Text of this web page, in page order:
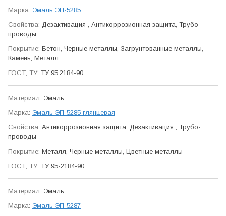
Эмаль ЭП-5285
Дезактивация , Антикор­розионная защита, Трубо­
проводы
Бетон, Черные металлы, Загрунтованные металлы,
Камень, Металл
ТУ 95.2184-90
Эмаль
Эмаль ЭП-5285 глянцевая
Антикор­розионная защита, Дезактивация , Трубо­
проводы
Металл, Черные металлы, Цветные металлы
ТУ 95-2184-90
Эмаль
Эмаль ЭП-5287